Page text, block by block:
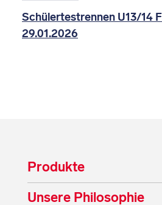
Schülertestrennen U13/14
29.01.2026
Produkte
Unsere Philosophie